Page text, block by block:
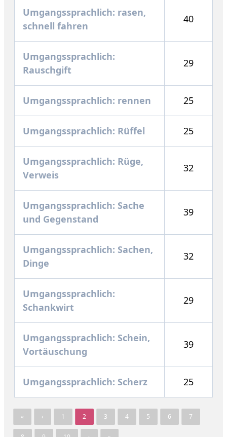
Umgangssprachlich: rasen,
schnell fahren
40
Umgangssprachlich:
Rauschgift
29
Umgangssprachlich: rennen 25
Umgangssprachlich: Rüffel 25
Umgangssprachlich: Rüge,
Verweis
32
Umgangssprachlich: Sache
und Gegenstand
39
Umgangssprachlich: Sachen,
Dinge
32
Umgangssprachlich:
Schankwirt
29
Umgangssprachlich: Schein,
Vortäuschung
39
Umgangssprachlich: Scherz 25
« ‹ 1 2 3 4 5 6 7